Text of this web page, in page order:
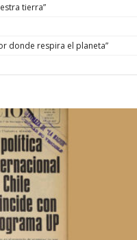
tierra”
donde respira el planeta”